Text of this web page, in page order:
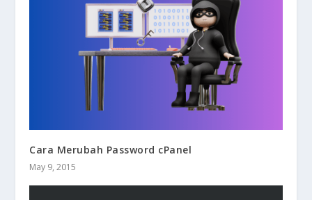
Cara Merubah Password cPanel
May 9, 2015